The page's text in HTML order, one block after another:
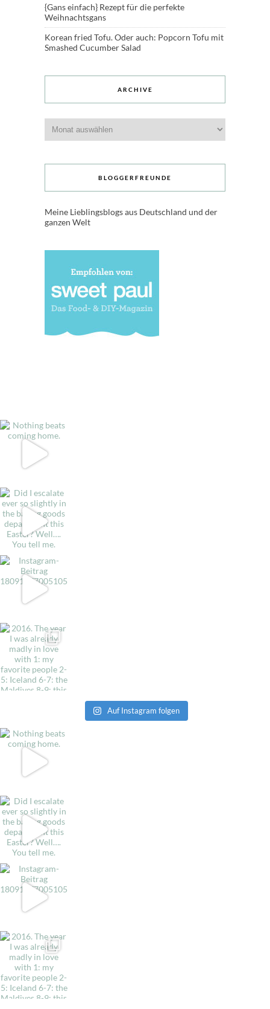
{Gans einfach} Rezept für die perfekte
Weihnachtsgans
Korean fried Tofu. Oder auch: Popcorn Tofu mit
Smashed Cucumber Salad
ARCHIVE
BLOGGERFREUNDE
Meine Lieblingsblogs aus Deutschland und der
ganzen Welt
Auf Instagram folgen